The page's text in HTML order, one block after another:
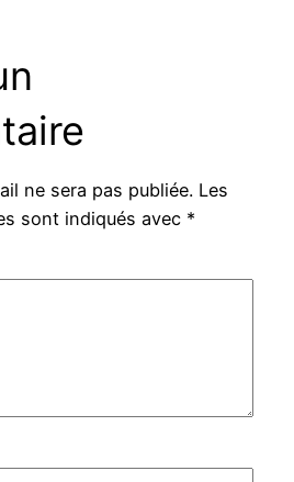
ne sera pas publiée. Les
sont indiqués avec *